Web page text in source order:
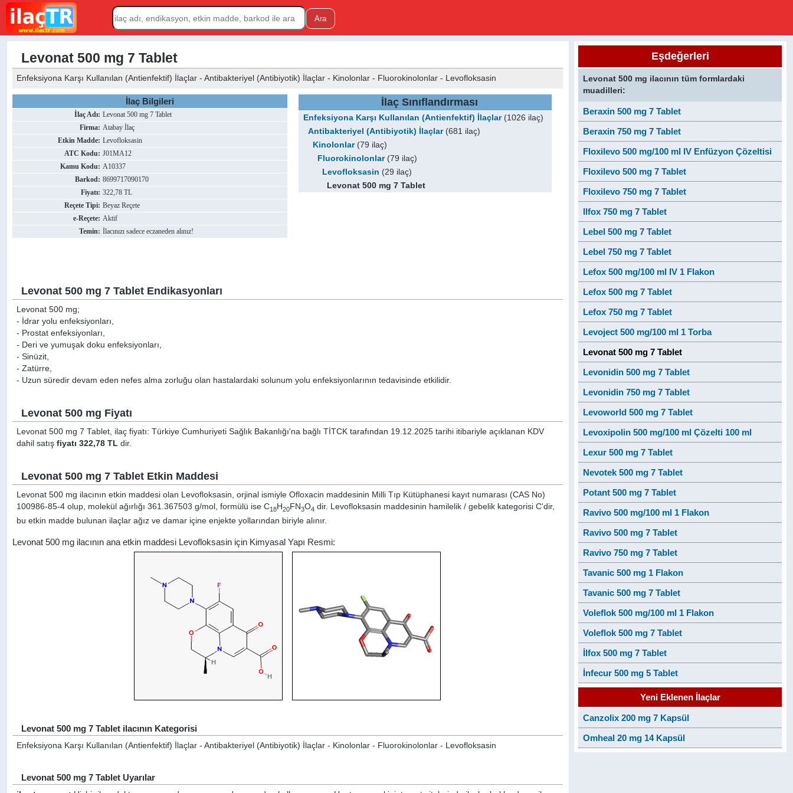
Levonat 500 mg 7 Tablet
Enfeksiyona Karşı Kullanılan (Antienfektif) İlaçlar - Antibakteriyel (Antibiyotik) İlaçlar - Kinolonlar - Fluorokinolonlar - Levofloksasin
İlaç Bilgileri
İlaç Adı: Levonat 500 mg 7 Tablet
Firma: Atabay İlaç
Etkin Madde: Levofloksasin
ATC Kodu: J01MA12
Kamu Kodu: A10337
Barkod: 8699717090170
Fiyatı: 322,78 TL
Reçete Tipi: Beyaz Reçete
e-Reçete: Aktif
Temin: İlacınızı sadece eczaneden alınız!
İlaç Sınıflandırması
Enfeksiyona Karşı Kullanılan (Antienfektif) İlaçlar(1026 ilaç)
Antibakteriyel (Antibiyotik) İlaçlar(681 ilaç)
Kinolonlar(79 ilaç)
Fluorokinolonlar(79 ilaç)
Levofloksasin (29 ilaç)
Levonat 500 mg 7 Tablet
Levonat 500 mg 7 Tablet Endikasyonları
Levonat 500 mg;
- İdrar yolu enfeksiyonları,
- Prostat enfeksiyonları,
- Deri ve yumuşak doku enfeksiyonları,
- Sinüzit,
- Zatürre,
- Uzun süredir devam eden nefes alma zorluğu olan hastalardaki solunum yolu enfeksiyonlarının tedavisinde etkilidir.
Levonat 500 mg Fiyatı
Levonat 500 mg 7 Tablet, ilaç fiyatı: Türkiye Cumhuriyeti Sağlık Bakanlığı'na bağlı TİTCK tarafından 19.12.2025 tarihi itibariyle açıklanan KDV
dahil satışfiyatı 322,78 TL dir.
Levonat 500 mg 7 Tablet Etkin Maddesi
Levonat 500 mg ilacının etkin maddesi olan Levofloksasin, orjinal ismiyleOfloxacin maddesinin Milli Tıp Kütüphanesi kayıt numarası (CAS No)
100986-85-4 olup, molekül ağırlığı 361.367503 g/mol, formülü ise C18H20FN3O4 dir. Levofloksasin maddesinin hamilelik / gebelik kategorisi C'dir,
bu etkin madde bulunan ilaçlar ağız ve damar içine enjekte yollarından biriyle alınır.
Levonat 500 mg ilacının ana etkin maddesi Levofloksasin için Kimyasal Yapı Resmi:
Levonat 500 mg 7 Tablet ilacının Kategorisi
Enfeksiyona Karşı Kullanılan (Antienfektif) İlaçlar - Antibakteriyel (Antibiyotik) İlaçlar - Kinolonlar - Fluorokinolonlar - Levofloksasin
Levonat 500 mg 7 Tablet Uyarılar
Eşdeğerleri
Levonat 500 mg ilacının tüm formlardaki
muadilleri:
Beraxin 500 mg 7 Tablet
Beraxin 750 mg 7 Tablet
Floxilevo 500 mg/100 ml IV Enfüzyon Çözeltisi
Floxilevo 500 mg 7 Tablet
Floxilevo 750 mg 7 Tablet
Ilfox 750 mg 7 Tablet
Lebel 500 mg 7 Tablet
Lebel 750 mg 7 Tablet
Lefox 500 mg/100 ml IV 1 Flakon
Lefox 500 mg 7 Tablet
Lefox 750 mg 7 Tablet
Levoject 500 mg/100 ml 1 Torba
Levonat 500 mg 7 Tablet
Levonidin 500 mg 7 Tablet
Levonidin 750 mg 7 Tablet
Levoworld 500 mg 7 Tablet
Levoxipolin 500 mg/100 ml Çözelti 100 ml
Lexur 500 mg 7 Tablet
Nevotek 500 mg 7 Tablet
Potant 500 mg 7 Tablet
Ravivo 500 mg/100 ml 1 Flakon
Ravivo 500 mg 7 Tablet
Ravivo 750 mg 7 Tablet
Tavanic 500 mg 1 Flakon
Tavanic 500 mg 7 Tablet
Voleflok 500 mg/100 ml 1 Flakon
Voleflok 500 mg 7 Tablet
İlfox 500 mg 7 Tablet
İnfecur 500 mg 5 Tablet
Yeni Eklenen İlaçlar
Canzolix 200 mg 7 Kapsül
Omheal 20 mg 14 Kapsül